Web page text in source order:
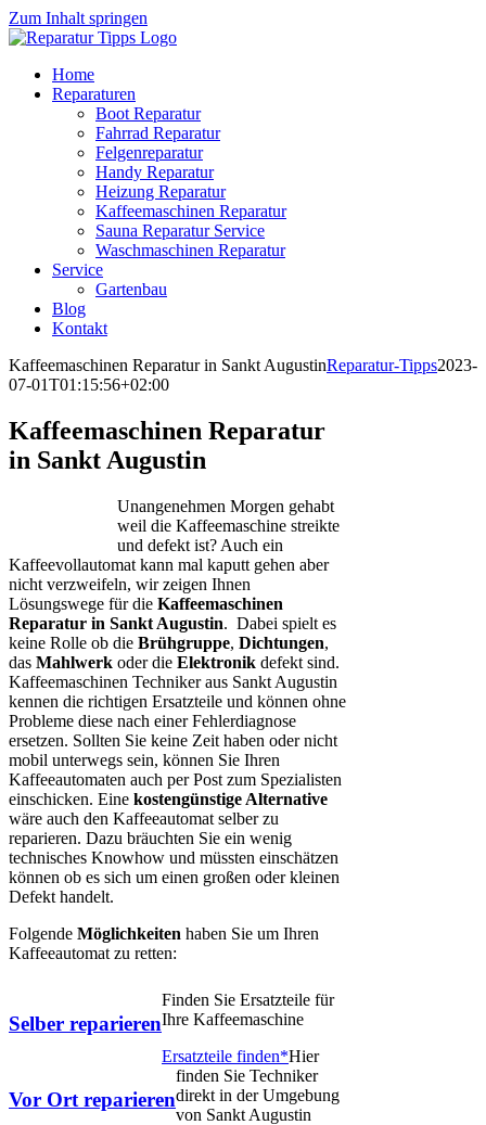
Zum Inhalt springen
Home
Reparaturen
Boot Reparatur
Fahrrad Reparatur
Felgenreparatur
Handy Reparatur
Heizung Reparatur
Kaffeemaschinen Reparatur
Sauna Reparatur Service
Waschmaschinen Reparatur
Service
Gartenbau
Blog
Kontakt
Kaffeemaschinen Reparatur in Sankt AugustinReparatur-Tipps2023-
07-01T01:15:56+02:00
Kaffeemaschinen Reparatur
in Sankt Augustin
Unangenehmen Morgen gehabt
weil die Kaffeemaschine streikte
und defekt ist? Auch ein
Kaffeevollautomat kann mal kaputt gehen aber
nicht verzweifeln, wir zeigen Ihnen
Lösungswege für die Kaffeemaschinen
Reparatur in Sankt Augustin. Dabei spielt es
keine Rolle ob die Brühgruppe, Dichtungen,
das Mahlwerk oder die Elektronik defekt sind.
Kaffeemaschinen Techniker aus Sankt Augustin
kennen die richtigen Ersatzteile und können ohne
Probleme diese nach einer Fehlerdiagnose
ersetzen. Sollten Sie keine Zeit haben oder nicht
mobil unterwegs sein, können Sie Ihren
Kaffeeautomaten auch per Post zum Spezialisten
einschicken. Eine kostengünstige Alternative
wäre auch den Kaffeeautomat selber zu
reparieren. Dazu bräuchten Sie ein wenig
technisches Knowhow und müssten einschätzen
können ob es sich um einen großen oder kleinen
Defekt handelt.
Folgende Möglichkeiten haben Sie um Ihren
Kaffeeautomat zu retten:
Selber reparieren
Finden Sie Ersatzteile für
Ihre Kaffeemaschine
Ersatzteile finden*
Vor Ort reparieren
Hier
finden Sie Techniker
direkt in der Umgebung
von Sankt Augustin